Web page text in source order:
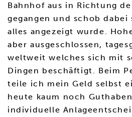
Bahnhof aus in Richtung
gegangen und schob dabei
alles angezeigt wurde.
aber ausgeschlossen,
weltweit welches sich mit
Dingen beschäftigt. Beim
teile ich mein Geld selbst
heute kaum noch
individuelle